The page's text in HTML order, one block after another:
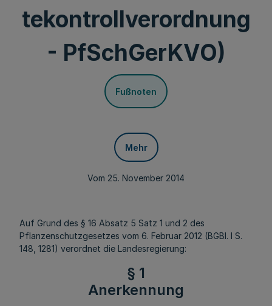
tekontrollverordnung
- PfSchGerKVO)
Fußnoten
Mehr
Vom 25. November 2014
Auf Grund des § 16 Absatz 5 Satz 1 und 2 des
Pflanzenschutzgesetzes vom 6. Februar 2012 (BGBl. I S.
148, 1281) verordnet die Landesregierung:
§ 1
Anerkennung